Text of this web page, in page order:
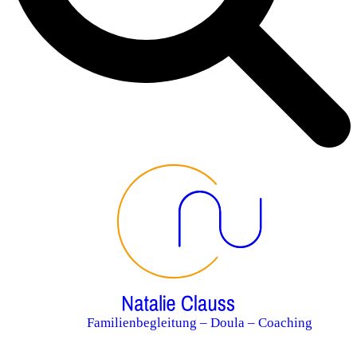
Familienbegleitung – Doula – Coaching